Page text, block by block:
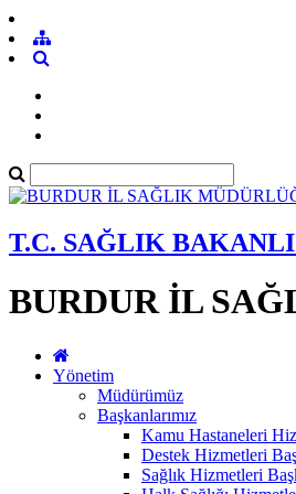
T.C. SAĞLIK
BURDUR İL
Yönetim
Müdürümüz
Başkanlarımız
Kamu Hastaneleri
Destek Hizmetleri
Sağlık Hizmetleri